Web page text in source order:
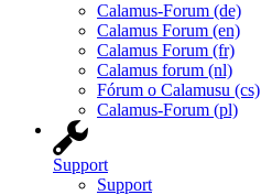
Calamus-Forum (de)
Calamus Forum (en)
Calamus Forum (fr)
Calamus forum (nl)
Fórum o Calamusu (cs)
Calamus-Forum (pl)
Support
Support